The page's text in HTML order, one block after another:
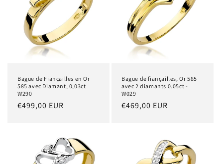
Bague de Fiançailles en Or
585 avec Diamant, 0,03ct
W290
Prix
€499,00 EUR
Bague de fiançailles, Or 585
avec 2 diamants 0.05ct -
W029
Prix
€469,00 EUR